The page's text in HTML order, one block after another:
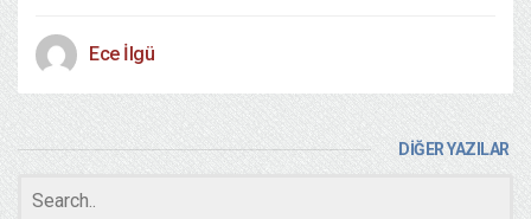
Ece İlgü
DİĞER YAZILAR